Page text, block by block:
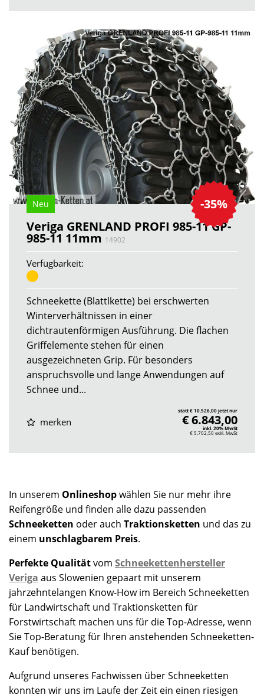
-35%
Neu
Veriga GRENLAND PROFI 985-11 GP-
985-11 11mm 14902
Verfügbarkeit:
Schneekette (Blattlkette) bei erschwerten
Winterverhältnissen in einer
dichtrautenförmigen Ausführung. Die flachen
Griffelemente stehen für einen
ausgezeichneten Grip. Für besonders
anspruchsvolle und lange Anwendungen auf
Schnee und...
merken
statt € 10.526,00 jetzt nur
€ 6.843,00
inkl. 20% MwSt
€ 5.702,50exkl. MwSt
In unserem Onlineshopwählen Sie nur mehr ihre
Reifengröße und finden alle dazu passenden
Schneeketten oder auch Traktionsketten und das zu
einem unschlagbarem Preis.
Perfekte Qualitätvom Schneekettenhersteller
Veriga aus Slowenien gepaart mit unserem
jahrzehntelangen Know-How im Bereich Schneeketten
für Landwirtschaft und Traktionsketten für
Forstwirtschaft machen uns für die Top-Adresse, wenn
Sie Top-Beratung für Ihren anstehenden Schneeketten-
Kauf benötigen.
Aufgrund unseres Fachwissen über Schneeketten
konnten wir uns im Laufe der Zeit ein einen riesigen